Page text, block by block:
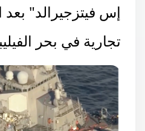
إس فيتزجيرالد"
تجارية في بحر الفيليبين